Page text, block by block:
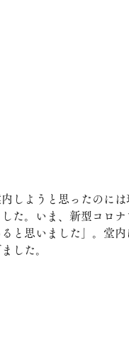
しようと思ったのには
た。いま、新型コロ
と思いました」。堂
した。